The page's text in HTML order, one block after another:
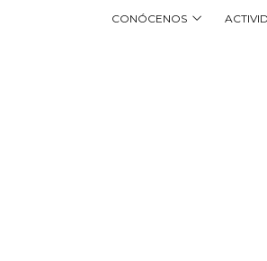
CONÓCENOS